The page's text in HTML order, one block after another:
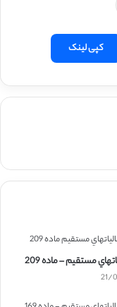
کپی لینک
مستقيم – ماده 209
21/